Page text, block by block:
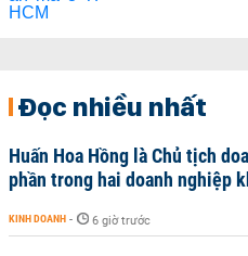
Đọc nhiều nhất
Huấn Hoa Hồng là Chủ tịch
phần trong hai doanh nghiệp
KINH DOANH - 6 giờ trước